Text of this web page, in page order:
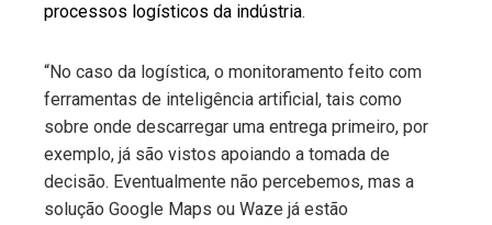
processos logísticos da indústria.
“No caso da logística, o monitoramento feito com
ferramentas de inteligência artificial, tais como
sobre onde descarregar uma entrega primeiro, por
exemplo, já são vistos apoiando a tomada de
decisão. Eventualmente não percebemos, mas a
solução Google Maps ou Waze já estão